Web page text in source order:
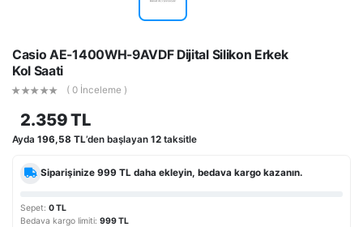
Casio AE-1400WH-9AVDF Dijital Silikon Erkek
Kol Saati
( 0 İnceleme )
2.359 TL
Ayda 196,58 TL’den başlayan 12 taksitle
Siparişinize999 TL daha ekleyin, bedava kargo kazanın.
Sepet: 0 TL
Bedava kargo limiti: 999 TL